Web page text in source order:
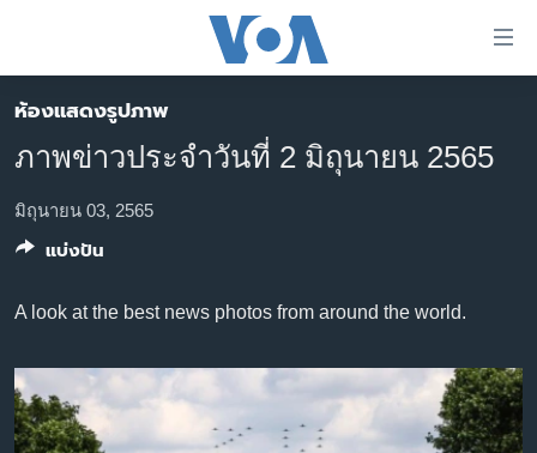
ต่อ
ไป
หลัก
ข้าม
หน้า
ข้าม
ไป
หน้าหลัก
โลก
เอเชีย
สหรัฐฯ
ไทย
วิทยาศาสตร์
สังคมและสุขภาพ
ห้องแสดงรูปภาพ
ภาพข่าวประจำวันที่ 2 มิถุนายน 2565
มิถุนายน 03, 2565
A look at the best news photos from around the world.
แบ่งปัน